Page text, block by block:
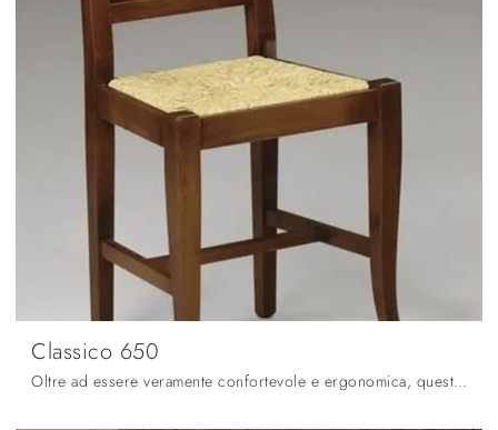
Classico 650
Oltre ad essere veramente confortevole e ergonomica, questa sedia in legno ti assicurerà una serena quotidianità nei locali dove si sta in compagnia ...